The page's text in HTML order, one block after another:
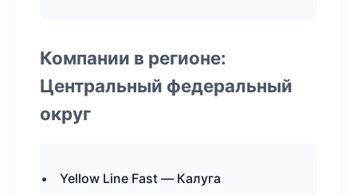
Компании в регионе:
Центральный федеральный
округ
Yellow Line Fast — Калуга